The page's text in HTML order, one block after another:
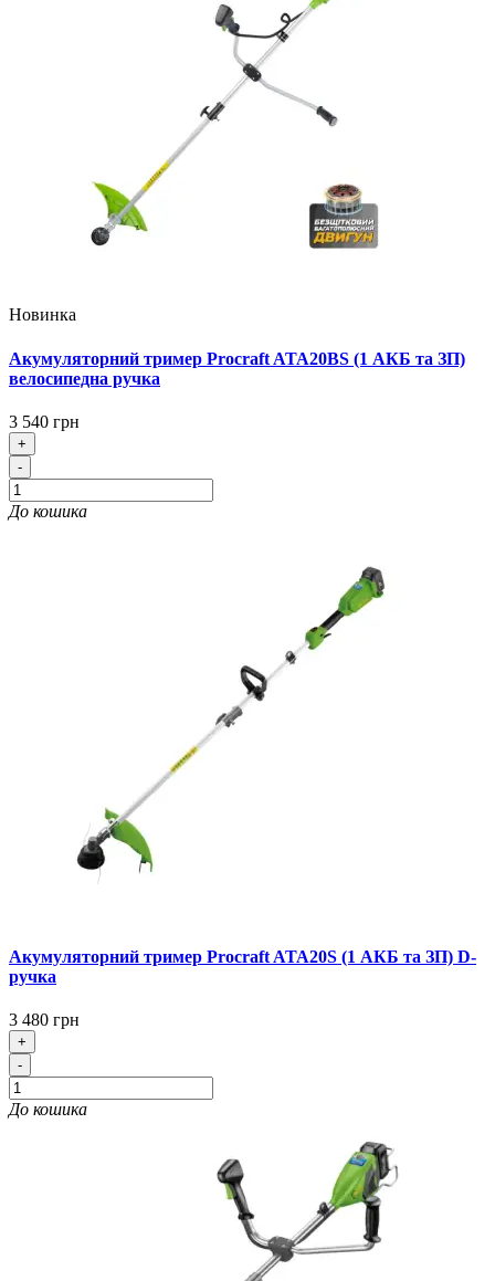
Новинка
Акумуляторний тример Procraft ATA20BS (1 АКБ та ЗП)
велосипедна ручка
3 540 грн
+
-
До кошика
Акумуляторний тример Procraft ATA20S (1 АКБ та ЗП) D-
ручка
3 480 грн
+
-
До кошика